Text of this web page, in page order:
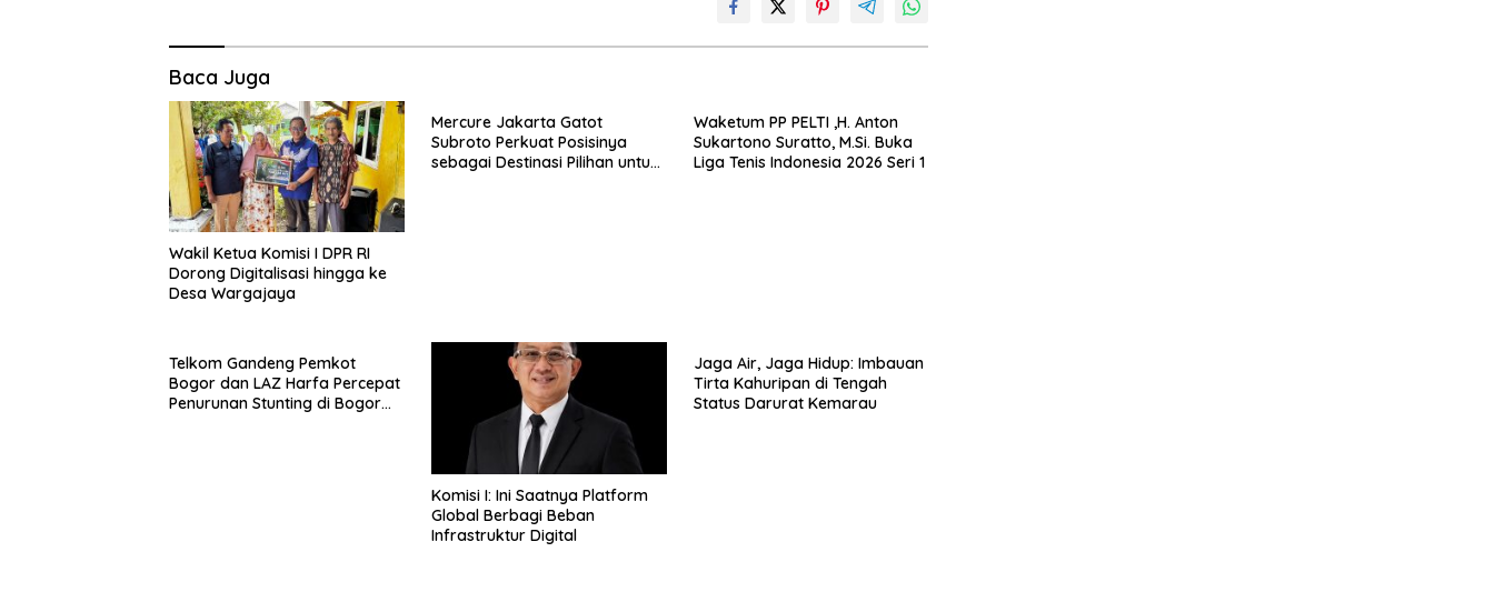
Baca Juga
Wakil Ketua Komisi I DPR RI
Dorong Digitalisasi hingga ke
Desa Wargajaya
Mercure Jakarta Gatot
Subroto Perkuat Posisinya
sebagai Destinasi Pilihan untuk
Waketum PP PELTI ,H. Anton
Sukartono Suratto, M.Si. Buka
Liga Tenis Indonesia 2026 Seri 1
Telkom Gandeng Pemkot
Bogor dan LAZ Harfa Percepat
Penurunan Stunting di Bogor
Komisi I: Ini Saatnya Platform
Global Berbagi Beban
Infrastruktur Digital
Jaga Air, Jaga Hidup: Imbauan
Tirta Kahuripan di Tengah
Status Darurat Kemarau